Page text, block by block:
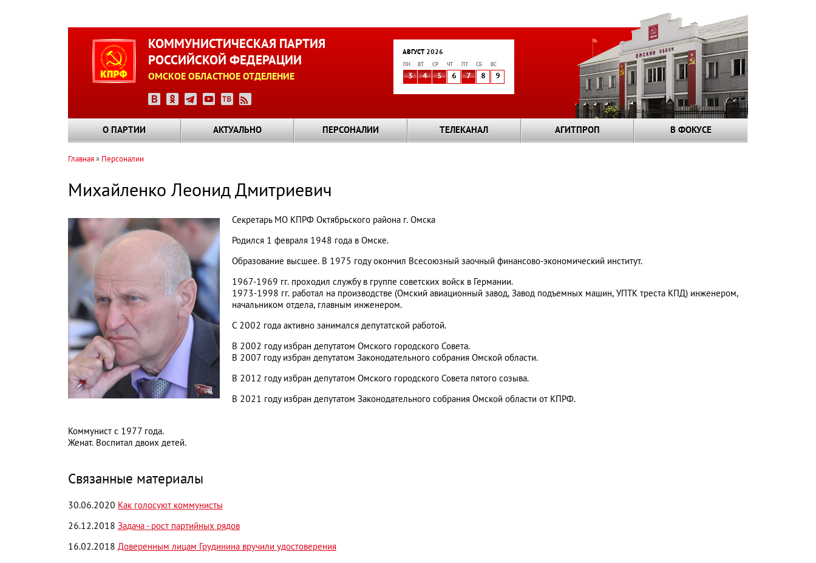
КОММУНИСТИЧЕСКАЯ ПАРТИЯ
РОССИЙСКОЙ ФЕДЕРАЦИИ
ОМСКОЕ ОБЛАСТНОЕ ОТДЕЛЕНИЕ
АВГУСТ 2026
ПН ВТ СР ЧТ СБ ВС
3 4 5 6 7 8 9
О ПАРТИИ АКТУАЛЬНО ПЕРСОНАЛИИ ТЕЛЕКАНАЛ АГИТПРОП В ФОКУСЕ
навигации
Главная Персоналии
Михайленко Леонид Дмитриевич
Секретарь МО КПРФ Октябрьского района г. Омска
Родился 1 февраля 1948 года в Омске.
Образование высшее. В 1975 году окончил Всесоюзный заочный финансово-экономический институт.
1967-1969 гг. проходил службу в группе советских войск в Германии.
1973-1998 гг. работал на производстве (Омский авиационный завод, Завод подъемных машин, УПТК треста КПД) инженером,
начальником отдела, главным инженером.
С 2002 года активно занимался депутатской работой.
В 2002 году избран депутатом Омского городского Совета.
В 2007 году избран депутатом Законодательного собрания Омской области.
В 2012 году избран депутатом Омского городского Совета пятого созыва.
В 2021 году избран депутатом Законодательного собрания Омской области от КПРФ.
Коммунист с 1977 года.
Женат. Воспитал двоих детей.
Связанные материалы
30.06.2020 Как голосуют коммунисты
26.12.2018 Задача - рост партийных рядов
16.02.2018 Доверенным лицам Грудинина вручили удостоверения